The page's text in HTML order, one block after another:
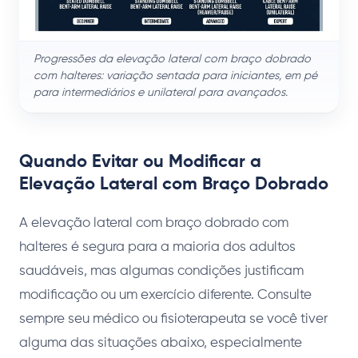
Progressões da elevação lateral com braço dobrado
com halteres: variação sentada para iniciantes, em pé
para intermediários e unilateral para avançados.
Quando Evitar ou Modificar a
Elevação Lateral com Braço Dobrado
A elevação lateral com braço dobrado com
halteres é segura para a maioria dos adultos
saudáveis, mas algumas condições justificam
modificação ou um exercício diferente. Consulte
sempre seu médico ou fisioterapeuta se você tiver
alguma das situações abaixo, especialmente